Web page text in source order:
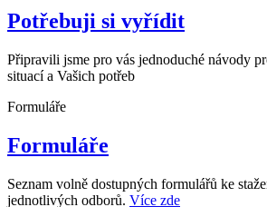
Potřebuji si vyřídit
Připravili jsme pro vás jednoduché návody
situací a Vašich potřeb
Formuláře
Formuláře
Seznam volně dostupných formulářů ke
jednotlivých odborů. Více zde